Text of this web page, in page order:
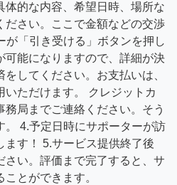
体的な内容、希望日時、場所な
ださい。ここで金額などの交渉
が「引き受ける」ボタンを押し
可能になりますので、詳細が決
してください。お支払いは、
いただけます。 クレジットカ
局までご連絡ください。そう
。 4.予定日時にサポーターが訪
ます！ 5.サービス提供終了後
さい。評価まで完了すると、サ
とができます。